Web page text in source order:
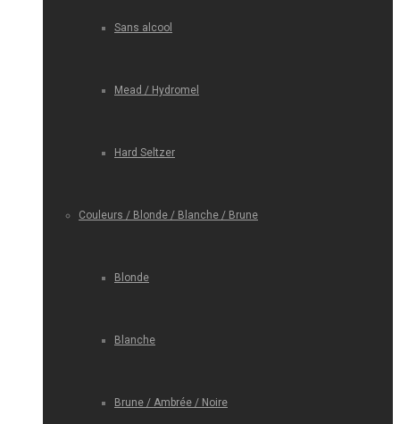
Sans alcool
Mead / Hydromel
Hard Seltzer
Couleurs / Blonde / Blanche / Brune
Blonde
Blanche
Brune / Ambrée / Noire